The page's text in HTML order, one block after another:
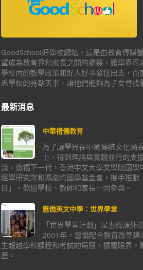
GoodSchool好學校網站，這是由教育傳媒
望成為教育界和家長之間的橋樑，讓學界可
學校內的教學政策和好人好事發送出去，
悉學校的亮點美事，讓他們能夠為子女尋找
最新消息
中華禮儀教育
為了讓學界在中國傳統文化涵
上，得到理論與實踐並行的支
流，造福下一代，香港中文大學文學院國學
經學研究院和馮燊均國學基金會，攜手推動
目」，歡迎學校、教師和家長一同參與。
惠僑英文中學：世界學堂
「世界學堂計劃」是惠僑課外
2001年，惠僑配合教育改革建
生超越學科課程和考試的局限，擴闊眼界，
歷。